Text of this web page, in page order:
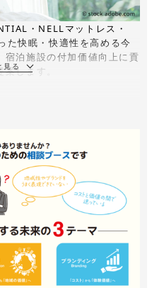
・NELLマットレス・
快眠・快適性を高める今
泊施設の付加価値向上に貢
します。